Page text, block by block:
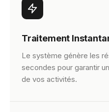
Traitement
Le système génère les
secondes pour garantir
de vos activités.